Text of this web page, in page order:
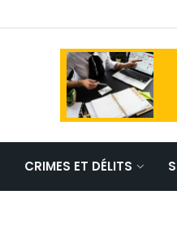
CRIMES ET DÉLITS